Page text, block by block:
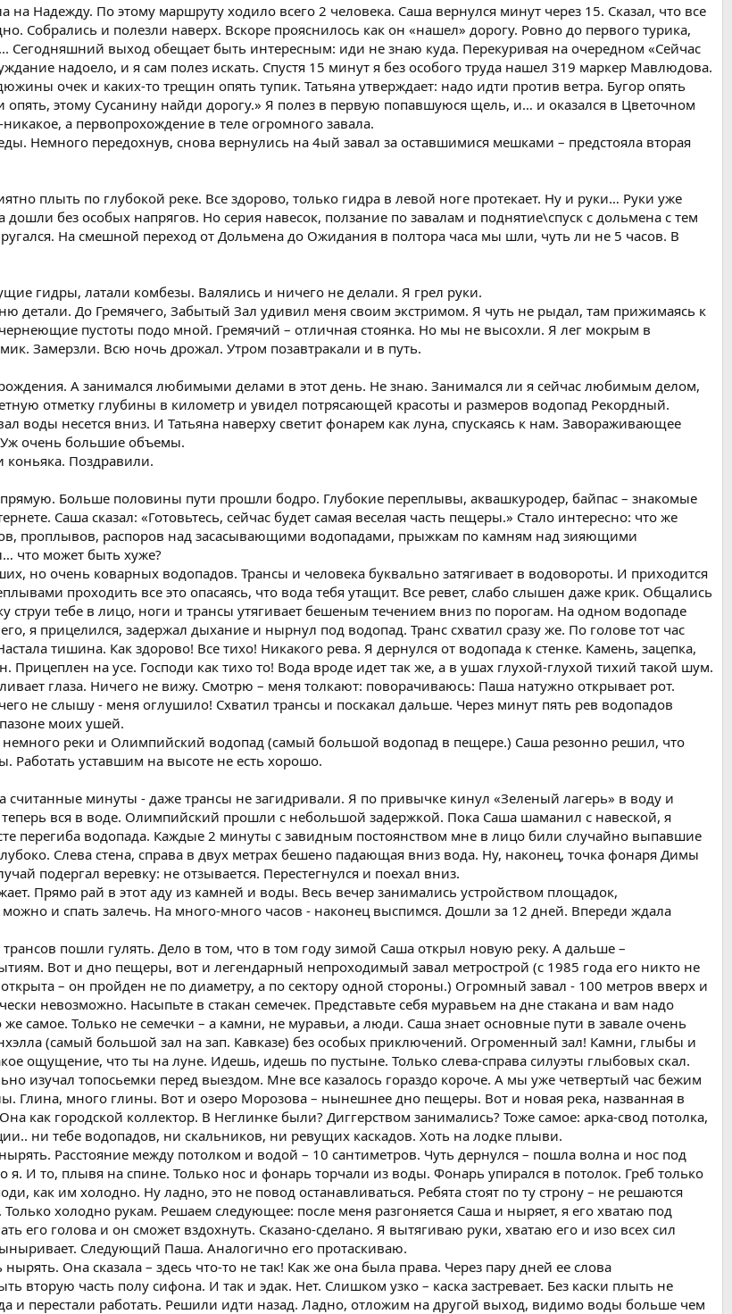
на Надежду. По этому маршруту ходило всего 2 человека. Саша вернулся минут через 15. Сказал, что все
Собрались и полезли наверх. Вскоре прояснилось как он «нашел» дорогу. Ровно до первого турика,
Сегодняшний выход обещает быть интересным: иди не знаю куда. Перекуривая на очередном «Сейчас
надоело, и я сам полез искать. Спустя 15 минут я без особого труда нашел 319 маркер Мавлюдова.
очек и каких-то трещин опять тупик. Татьяна утверждает: надо идти против ветра. Бугор опять
опять, этому Сусанину найди дорогу.» Я полез в первую попавшуюся щель, и… и оказался в Цветочном
а первопрохождение в теле огромного завала.
Немного передохнув, снова вернулись на 4ый завал за оставшимися мешками – предстояла вторая
плыть по глубокой реке. Все здорово, только гидра в левой ноге протекает. Ну и руки… Руки уже
без особых напрягов. Но серия навесок, ползание по завалам и поднятие\спуск с дольмена с тем
На смешной переход от Дольмена до Ожидания в полтора часа мы шли, чуть ли не 5 часов. В
гидры, латали комбезы. Валялись и ничего не делали. Я грел руки.
детали. До Гремячего, Забытый Зал удивил меня своим экстримом. Я чуть не рыдал, там прижимаясь к
пустоты подо мной. Гремячий – отличная стоянка. Но мы не высохли. Я лег мокрым в
Замерзли. Всю ночь дрожал. Утром позавтракали и в путь.
А занимался любимыми делами в этот день. Не знаю. Занимался ли я сейчас любимым делом,
отметку глубины в километр и увидел потрясающей красоты и размеров водопад Рекордный.
воды несется вниз. И Татьяна наверху светит фонарем как луна, спускаясь к нам. Завораживающее
очень большие объемы.
Поздравили.
Больше половины пути прошли бодро. Глубокие переплывы, аквашкуродер, байпас – знакомые
Саша сказал: «Готовьтесь, сейчас будет самая веселая часть пещеры.» Стало интересно: что же
проплывов, распоров над засасывающими водопадами, прыжкам по камням над зияющими
что может быть хуже?
но очень коварных водопадов. Трансы и человека буквально затягивает в водовороты. И приходится
проходить все это опасаясь, что вода тебя утащит. Все ревет, слабо слышен даже крик. Общались
струи тебе в лицо, ноги и трансы утягивает бешеным течением вниз по порогам. На одном водопаде
я прицелился, задержал дыхание и нырнул под водопад. Транс схватил сразу же. По голове тот час
тишина. Как здорово! Все тихо! Никакого рева. Я дернулся от водопада к стенке. Камень, зацепка,
Прицеплен на усе. Господи как тихо то! Вода вроде идет так же, а в ушах глухой-глухой тихий такой шум.
глаза. Ничего не вижу. Смотрю – меня толкают: поворачиваюсь: Паша натужно открывает рот.
не слышу - меня оглушило! Схватил трансы и поскакал дальше. Через минут пять рев водопадов
моих ушей.
немного реки и Олимпийский водопад (самый большой водопад в пещере.) Саша резонно решил, что
уставшим на высоте не есть хорошо.
минуты - даже трансы не загидривали. Я по привычке кинул «Зеленый лагерь» в воду и
вся в воде. Олимпийский прошли с небольшой задержкой. Пока Саша шаманил с навеской, я
перегиба водопада. Каждые 2 минуты с завидным постоянством мне в лицо били случайно выпавшие
Слева стена, справа в двух метрах бешено падающая вниз вода. Ну, наконец, точка фонаря Димы
подергал веревку: не отзывается. Перестегнулся и поехал вниз.
Прямо рай в этот аду из камней и воды. Весь вечер занимались устройством площадок,
и спать залечь. На много-много часов - наконец выспимся. Дошли за 12 дней. Впереди ждала
пошли гулять. Дело в том, что в том году зимой Саша открыл новую реку. А дальше –
Вот и дно пещеры, вот и легендарный непроходимый завал метрострой (с 1985 года его никто не
– он пройден не по диаметру, а по сектору одной стороны.) Огромный завал - 100 метров вверх и
невозможно. Насыпьте в стакан семечек. Представьте себя муравьем на дне стакана и вам надо
же самое. Только не семечки – а камни, не муравьи, а люди. Саша знает основные пути в завале очень
(самый большой зал на зап. Кавказе) без особых приключений. Огроменный зал! Камни, глыбы и
ощущение, что ты на луне. Идешь, идешь по пустыне. Только слева-справа силуэты глыбовых скал.
изучал топосьемки перед выездом. Мне все казалось гораздо короче. А мы уже четвертый час бежим
Глина, много глины. Вот и озеро Морозова – нынешнее дно пещеры. Вот и новая река, названная в
как городской коллектор. В Неглинке были? Диггерством занимались? Тоже самое: арка-свод потолка,
ни тебе водопадов, ни скальников, ни ревущих каскадов. Хоть на лодке плыви.
Расстояние между потолком и водой – 10 сантиметров. Чуть дернулся – пошла волна и нос под
И то, плывя на спине. Только нос и фонарь торчали из воды. Фонарь упирался в потолок. Греб только
как им холодно. Ну ладно, это не повод останавливаться. Ребята стоят по ту строну – не решаются
холодно рукам. Решаем следующее: после меня разгоняется Саша и ныряет, я его хватаю под
его голова и он сможет вздохнуть. Сказано-сделано. Я вытягиваю руки, хватаю его и изо всех сил
Следующий Паша. Аналогично его протаскиваю.
нырять. Она сказала – здесь что-то не так! Как же она была права. Через пару дней ее слова
вторую часть полу сифона. И так и эдак. Нет. Слишком узко – каска застревает. Без каски плыть не
и перестали работать. Решили идти назад. Ладно, отложим на другой выход, видимо воды больше чем